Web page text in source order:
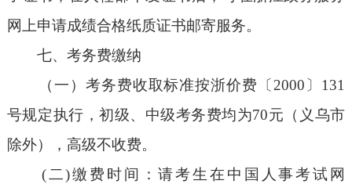
网上申请成绩合格纸质证书邮寄服务。
七、考务费缴纳
（一）考务费收取标准按浙价费〔2000〕131
号规定执行，初级、中级考务费均为70元（义乌市
除外），高级不收费。
(二)缴费时间：请考生在中国人事考试网